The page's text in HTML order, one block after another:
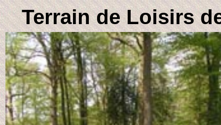
Terrain de Loisirs